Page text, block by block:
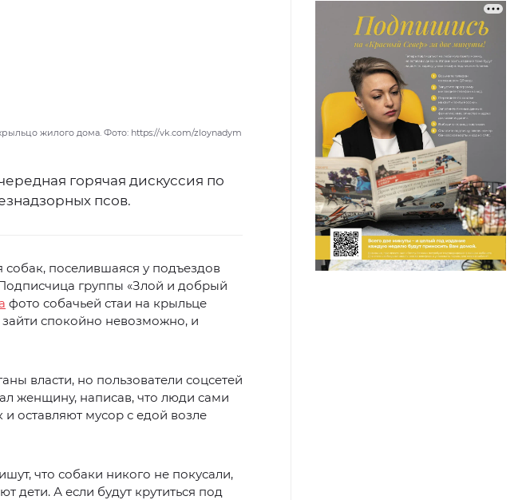
жилого дома. Фото: https://vk.com/zloynadym
горячая дискуссия по
псов.
собак, поселившаяся у подъездов
группы «Злой и добрый
фото собачьей стаи на крыльце
спокойно невозможно, и
власти, но пользователи соцсетей
женщину, написав, что люди сами
оставляют мусор с едой возле
что собаки никого не покусали,
дети. А если будут крутиться под